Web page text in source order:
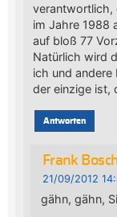
verantwortlich,
im Jahre 1988
auf bloß 77
Natürlich wird
ich und andere
der einzige ist,
Antworten
Frank
21/09/2012
gähn, gähn,